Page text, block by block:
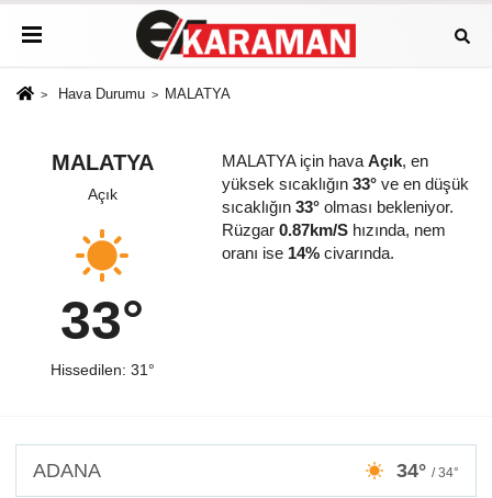
Hava Durumu MALATYA
MALATYA
Açık
33°
Hissedilen: 31°
MALATYA için hava Açık, en
yüksek sıcaklığın 33°ve en düşük
sıcaklığın 33°olması bekleniyor.
Rüzgar 0.87km/Shızında, nem
oranı ise 14%civarında.
ADANA 34° / 34°